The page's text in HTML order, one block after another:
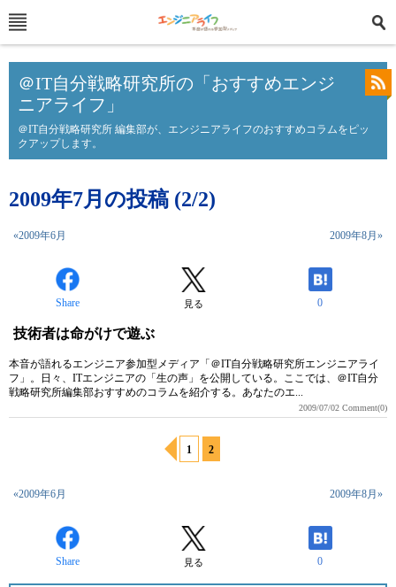
＠IT自分戦略研究所の「おすすめエンジ
ニアライフ」
＠IT自分戦略研究所 編集部が、エンジニアライフのおすすめコラムをピッ
クアップします。
2009年7月の投稿 (2/2)
«2009年6月 2009年8月»
Share 見る 0
技術者は命がけで遊ぶ
本音が語れるエンジニア参加型メディア「＠IT自分戦略研究所エンジニアライ
フ」。日々、ITエンジニアの「生の声」を公開している。ここでは、＠IT自分
戦略研究所編集部おすすめのコラムを紹介する。あなたのエ...
2009/07/02 Comment(0)
1 2
«2009年6月 2009年8月»
Share 見る 0